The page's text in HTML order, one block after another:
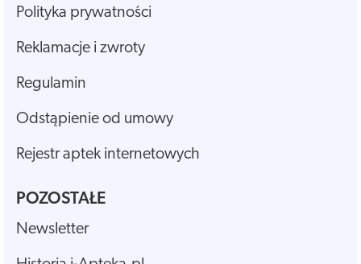
Polityka prywatności
Reklamacje i zwroty
Regulamin
Odstąpienie od umowy
Rejestr aptek internetowych
POZOSTAŁE
Newsletter